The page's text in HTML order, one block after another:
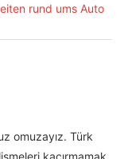
omuzayız. Türk